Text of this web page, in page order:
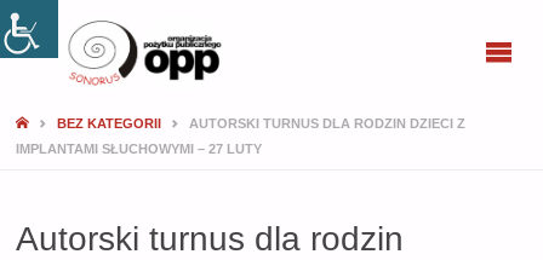
BEZ KATEGORII
AUTORSKI TURNUS DLA RODZIN DZIECI Z
IMPLANTAMI SŁUCHOWYMI – 27 LUTY
Autorski turnus dla rodzin